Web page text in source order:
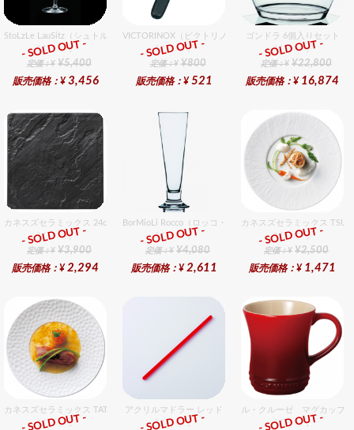
StoLzLe LauSitz（シュトルツル ラウンジッツ） スペシャリティ シャンパン 6個入りセッ
総合ﾗﾝｷﾝｸﾞ
定価：¥ ¥5,400
販売価格：¥ 3,456
- SOLD OUT -
VICTORINOX（ビクトリノックス） ポテトピーラー ６cm
総合ﾗﾝｷﾝｸﾞ
定価：¥ ¥800
販売価格：¥ 521
- SOLD OUT -
ゴンドラ 6個入りセット
総合ﾗﾝｷﾝｸﾞ
定価：¥ ¥22,800
販売価格：¥ 16,874
- SOLD OUT -
カネスズセラミックス 24cmスクエアプレート（ハマ付き）BK
総合ﾗﾝｷﾝｸﾞ
定価：¥ ¥3,900
販売価格：¥ 2,294
- SOLD OUT -
BorMioLi Rocco（ロッコ・ボリミオり） パラディオ ピル
総合ﾗﾝｷﾝｸﾞ
定価：¥ ¥4,080
販売価格：¥ 2,611
- SOLD OUT -
カネスズセラミックス
総合ﾗﾝｷﾝｸﾞ
定価：¥ ¥2,500
販売価格：¥ 1,471
- SOLD OUT -
カネスズセラミックス TATAKI27cmディナー
総合ﾗﾝｷﾝｸﾞ
- SOLD OUT -
アクリルマドラー レッド
総合ﾗﾝｷﾝｸﾞ
- SOLD OUT -
ル・クルーゼ マグカップ
総合ﾗﾝｷﾝｸﾞ
- SOLD OUT -